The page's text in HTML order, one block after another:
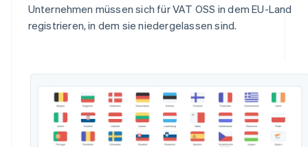
Unternehmen müssen sich für VAT OSS in dem EU-Land
registrieren, in dem sie niedergelassen sind.